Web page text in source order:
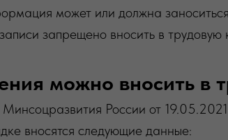
может или должна
запрещено вносить в трудовую
можно вносить в
России от
вносятся следующие данные: